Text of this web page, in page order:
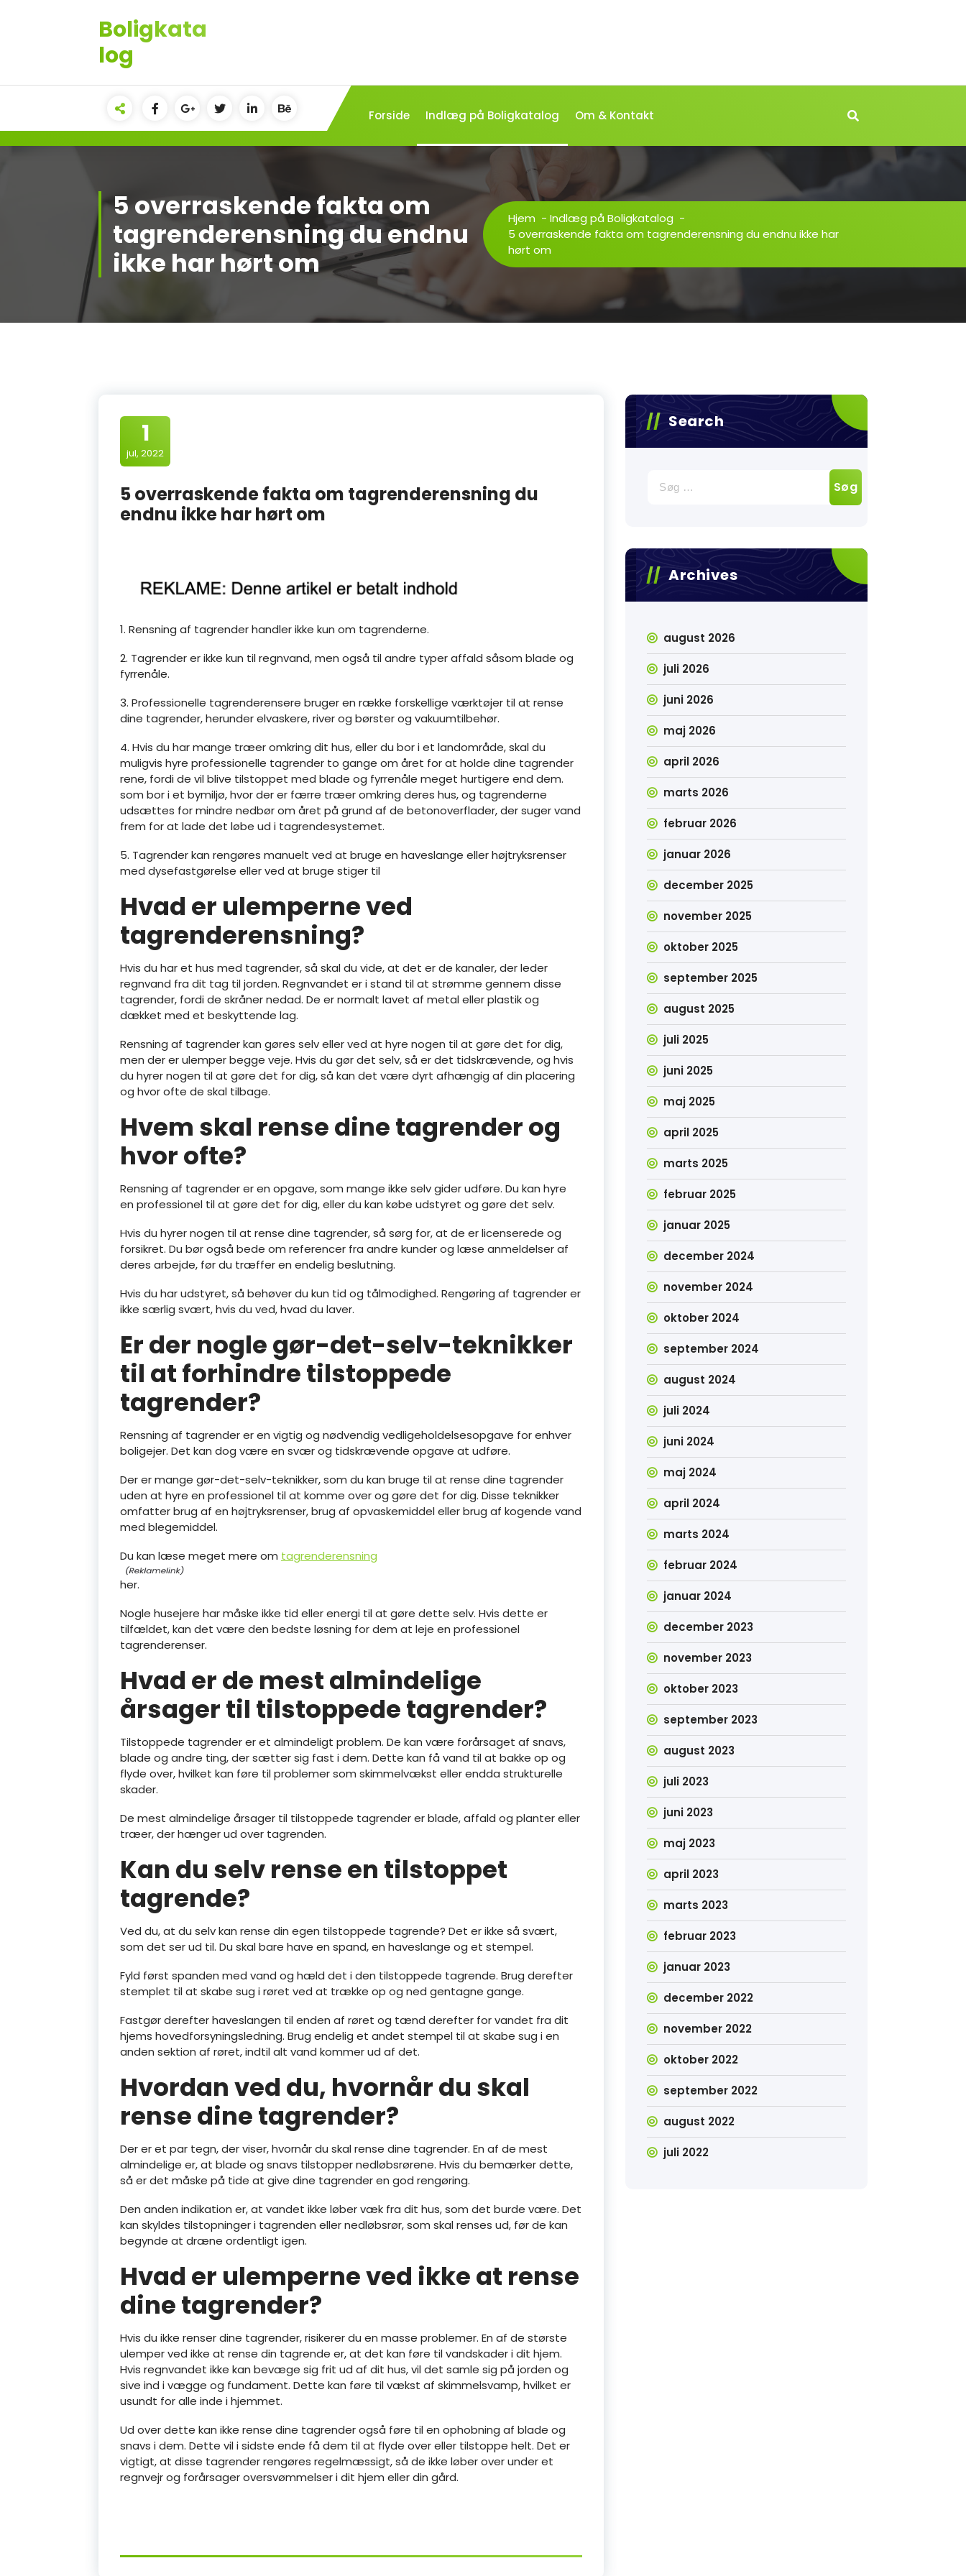
Boligkata
log
Forside Indlæg på Boligkatalog Om & Kontakt
5 overraskende fakta om
tagrenderensning du endnu
ikke har hørt om
Hjem - Indlæg på Boligkatalog -
5 overraskende fakta om tagrenderensning du endnu ikke har
hørt om
1
jul, 2022
5 overraskende fakta om tagrenderensning du
endnu ikke har hørt om
1. Rensning af tagrender handler ikke kun om tagrenderne.
2. Tagrender er ikke kun til regnvand, men også til andre typer affald såsom blade og
fyrrenåle.
3. Professionelle tagrenderensere bruger en række forskellige værktøjer til at rense
dine tagrender, herunder elvaskere, river og børster og vakuumtilbehør.
4. Hvis du har mange træer omkring dit hus, eller du bor i et landområde, skal du
muligvis hyre professionelle tagrender to gange om året for at holde dine tagrender
rene, fordi de vil blive tilstoppet med blade og fyrrenåle meget hurtigere end dem.
som bor i et bymiljø, hvor der er færre træer omkring deres hus, og tagrenderne
udsættes for mindre nedbør om året på grund af de betonoverflader, der suger vand
frem for at lade det løbe ud i tagrendesystemet.
5. Tagrender kan rengøres manuelt ved at bruge en haveslange eller højtryksrenser
med dysefastgørelse eller ved at bruge stiger til
Hvad er ulemperne ved
tagrenderensning?
Hvis du har et hus med tagrender, så skal du vide, at det er de kanaler, der leder
regnvand fra dit tag til jorden. Regnvandet er i stand til at strømme gennem disse
tagrender, fordi de skråner nedad. De er normalt lavet af metal eller plastik og
dækket med et beskyttende lag.
Rensning af tagrender kan gøres selv eller ved at hyre nogen til at gøre det for dig,
men der er ulemper begge veje. Hvis du gør det selv, så er det tidskrævende, og hvis
du hyrer nogen til at gøre det for dig, så kan det være dyrt afhængig af din placering
og hvor ofte de skal tilbage.
Hvem skal rense dine tagrender og
hvor ofte?
Rensning af tagrender er en opgave, som mange ikke selv gider udføre. Du kan hyre
en professionel til at gøre det for dig, eller du kan købe udstyret og gøre det selv.
Hvis du hyrer nogen til at rense dine tagrender, så sørg for, at de er licenserede og
forsikret. Du bør også bede om referencer fra andre kunder og læse anmeldelser af
deres arbejde, før du træffer en endelig beslutning.
Hvis du har udstyret, så behøver du kun tid og tålmodighed. Rengøring af tagrender er
ikke særlig svært, hvis du ved, hvad du laver.
Er der nogle gør-det-selv-teknikker
til at forhindre tilstoppede
tagrender?
Rensning af tagrender er en vigtig og nødvendig vedligeholdelsesopgave for enhver
boligejer. Det kan dog være en svær og tidskrævende opgave at udføre.
Der er mange gør-det-selv-teknikker, som du kan bruge til at rense dine tagrender
uden at hyre en professionel til at komme over og gøre det for dig. Disse teknikker
omfatter brug af en højtryksrenser, brug af opvaskemiddel eller brug af kogende vand
med blegemiddel.
Du kan læse meget mere om tagrenderensning
her.
Nogle husejere har måske ikke tid eller energi til at gøre dette selv. Hvis dette er
tilfældet, kan det være den bedste løsning for dem at leje en professionel
tagrenderenser.
Hvad er de mest almindelige
årsager til tilstoppede tagrender?
Tilstoppede tagrender er et almindeligt problem. De kan være forårsaget af snavs,
blade og andre ting, der sætter sig fast i dem. Dette kan få vand til at bakke op og
flyde over, hvilket kan føre til problemer som skimmelvækst eller endda strukturelle
skader.
De mest almindelige årsager til tilstoppede tagrender er blade, affald og planter eller
træer, der hænger ud over tagrenden.
Kan du selv rense en tilstoppet
tagrende?
Ved du, at du selv kan rense din egen tilstoppede tagrende? Det er ikke så svært,
som det ser ud til. Du skal bare have en spand, en haveslange og et stempel.
Fyld først spanden med vand og hæld det i den tilstoppede tagrende. Brug derefter
stemplet til at skabe sug i røret ved at trække op og ned gentagne gange.
Fastgør derefter haveslangen til enden af røret og tænd derefter for vandet fra dit
hjems hovedforsyningsledning. Brug endelig et andet stempel til at skabe sug i en
anden sektion af røret, indtil alt vand kommer ud af det.
Hvordan ved du, hvornår du skal
rense dine tagrender?
Der er et par tegn, der viser, hvornår du skal rense dine tagrender. En af de mest
almindelige er, at blade og snavs tilstopper nedløbsrørene. Hvis du bemærker dette,
så er det måske på tide at give dine tagrender en god rengøring.
Den anden indikation er, at vandet ikke løber væk fra dit hus, som det burde være. Det
kan skyldes tilstopninger i tagrenden eller nedløbsrør, som skal renses ud, før de kan
begynde at dræne ordentligt igen.
Hvad er ulemperne ved ikke at rense
dine tagrender?
Hvis du ikke renser dine tagrender, risikerer du en masse problemer. En af de største
ulemper ved ikke at rense din tagrende er, at det kan føre til vandskader i dit hjem.
Hvis regnvandet ikke kan bevæge sig frit ud af dit hus, vil det samle sig på jorden og
sive ind i vægge og fundament. Dette kan føre til vækst af skimmelsvamp, hvilket er
usundt for alle inde i hjemmet.
Ud over dette kan ikke rense dine tagrender også føre til en ophobning af blade og
snavs i dem. Dette vil i sidste ende få dem til at flyde over eller tilstoppe helt. Det er
vigtigt, at disse tagrender rengøres regelmæssigt, så de ikke løber over under et
regnvejr og forårsager oversvømmelser i dit hjem eller din gård.
Search
efter:
Archives
august 2026
juli 2026
juni 2026
maj 2026
april 2026
marts 2026
februar 2026
januar 2026
december 2025
november 2025
oktober 2025
september 2025
august 2025
juli 2025
juni 2025
maj 2025
april 2025
marts 2025
februar 2025
januar 2025
december 2024
november 2024
oktober 2024
september 2024
august 2024
juli 2024
juni 2024
maj 2024
april 2024
marts 2024
februar 2024
januar 2024
december 2023
november 2023
oktober 2023
september 2023
august 2023
juli 2023
juni 2023
maj 2023
april 2023
marts 2023
februar 2023
januar 2023
december 2022
november 2022
oktober 2022
september 2022
august 2022
juli 2022